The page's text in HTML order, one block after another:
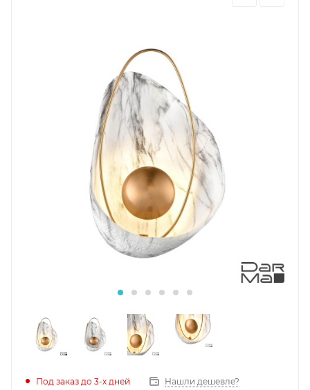
Под заказ до 3-х дней Нашли дешевле?